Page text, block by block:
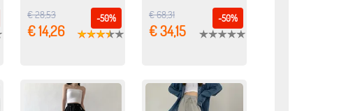
-50%
€ 28,53
€ 14,26
-50%
€ 68,31
€ 34,15